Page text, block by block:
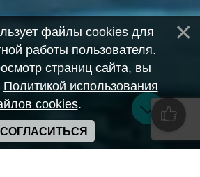
файлы cookies для
работы пользователя.
страниц сайта, вы
Политикой использования
cookies.
СОГЛАСИТЬСЯ